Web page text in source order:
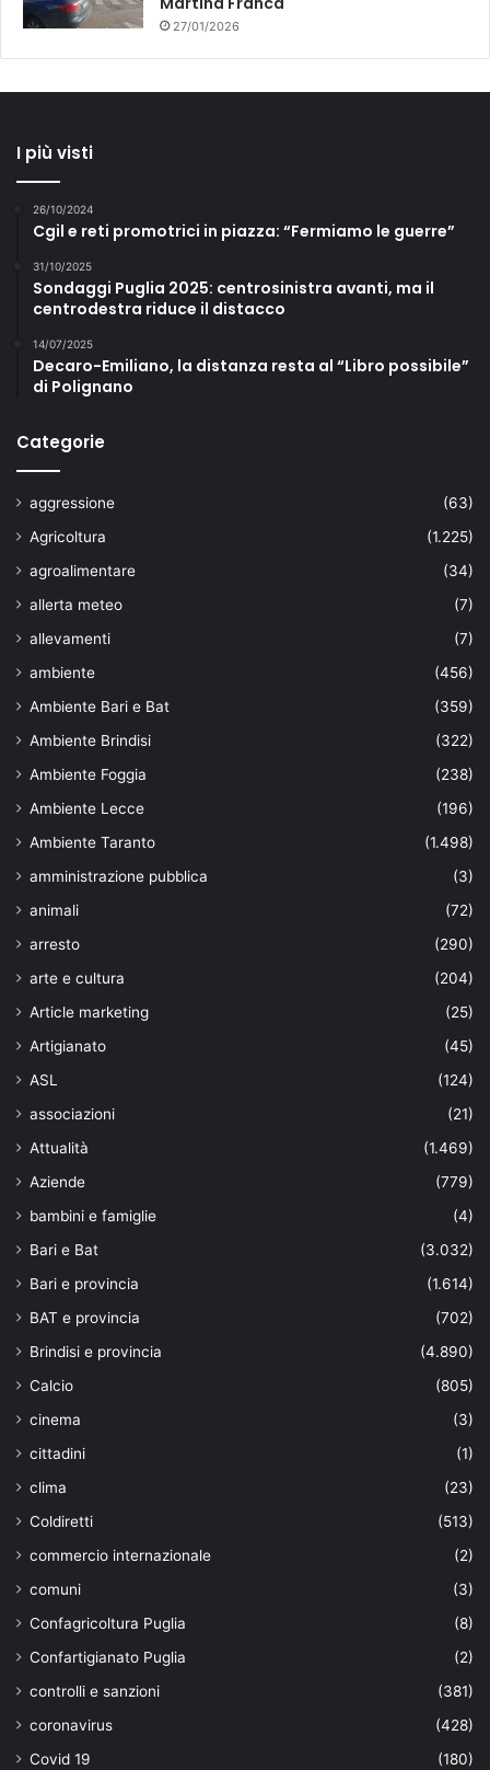
27/01/2026
I più visti
26/10/2024
Cgil e reti promotrici in piazza: “Fermiamo le guerre”
31/10/2025
Sondaggi Puglia 2025: centrosinistra avanti, ma il
centrodestra riduce il distacco
14/07/2025
Decaro-Emiliano, la distanza resta al “Libro possibile”
di Polignano
Categorie
aggressione
(63)
Agricoltura
(1.225)
agroalimentare
(34)
allerta meteo
(7)
allevamenti
(7)
ambiente
(456)
Ambiente Bari e Bat
(359)
Ambiente Brindisi
(322)
Ambiente Foggia
(238)
Ambiente Lecce
(196)
Ambiente Taranto
(1.498)
amministrazione pubblica
(3)
animali
(72)
arresto
(290)
arte e cultura
(204)
Article marketing
(25)
Artigianato
(45)
ASL
(124)
associazioni
(21)
Attualità
(1.469)
Aziende
(779)
bambini e famiglie
(4)
Bari e Bat
(3.032)
Bari e provincia
(1.614)
BAT e provincia
(702)
Brindisi e provincia
(4.890)
Calcio
(805)
cinema
(3)
cittadini
(1)
clima
(23)
Coldiretti
(513)
commercio internazionale
(2)
comuni
(3)
Confagricoltura Puglia
(8)
Confartigianato Puglia
(2)
controlli e sanzioni
(381)
coronavirus
(428)
Covid 19
(180)